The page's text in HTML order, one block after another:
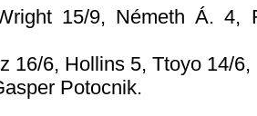
15/9, Németh Á. 4,
16/6, Hollins 5, Ttoyo 14/6,
Potocnik.